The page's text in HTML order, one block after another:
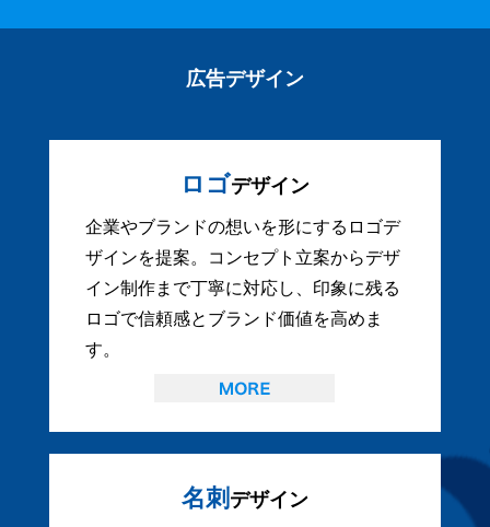
広告デザイン
ロゴデザイン
企業やブランドの想いを形にするロゴデ
ザインを提案。コンセプト立案からデザ
イン制作まで丁寧に対応し、印象に残る
ロゴで信頼感とブランド価値を高めま
す。
名刺 デザイン